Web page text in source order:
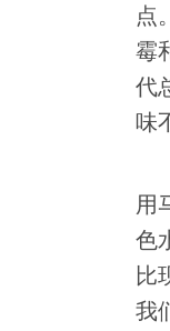
点
霉
代
味
用
色
比
我